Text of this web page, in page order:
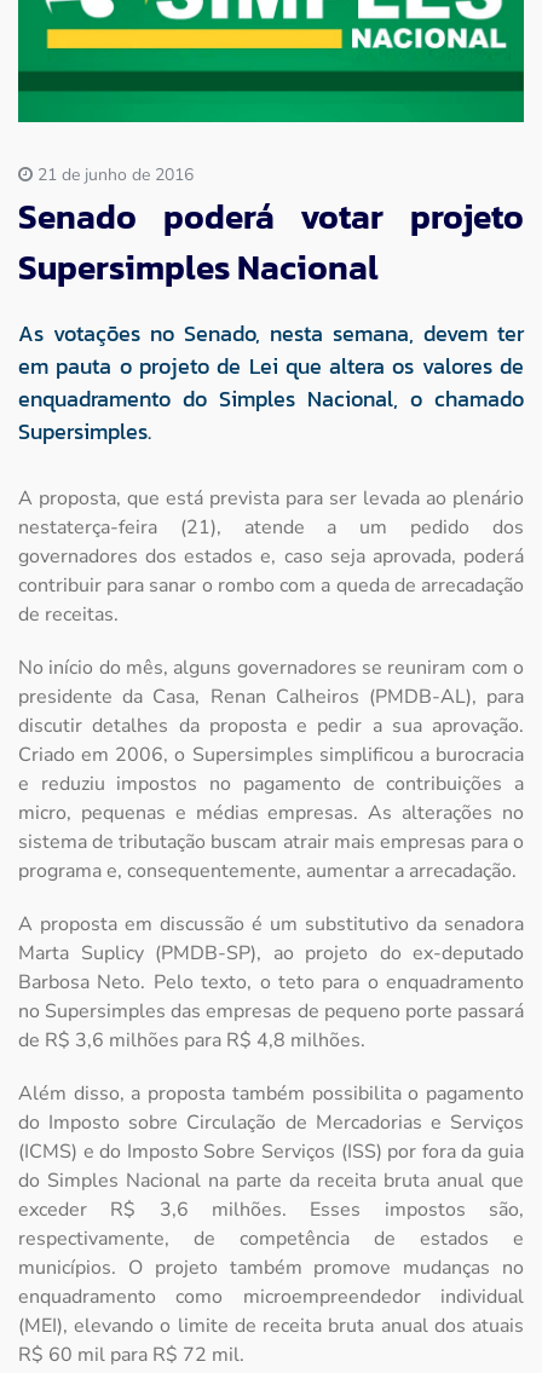
Imprensa
21 de junho de 2016
Senado poderá votar projeto
Supersimples Nacional
As votações no Senado, nesta semana, devem ter
em pauta o projeto de Lei que altera os valores de
enquadramento do Simples Nacional, o chamado
Supersimples.
A proposta, que está prevista para ser levada ao plenário
nestaterça-feira (21), atende a um pedido dos
governadores dos estados e, caso seja aprovada, poderá
contribuir para sanar o rombo com a queda de arrecadação
de receitas.
No início do mês, alguns governadores se reuniram com o
presidente da Casa, Renan Calheiros (PMDB-AL), para
discutir detalhes da proposta e pedir a sua aprovação.
Criado em 2006, o Supersimples simplificou a burocracia
e reduziu impostos no pagamento de contribuições a
micro, pequenas e médias empresas. As alterações no
sistema de tributação buscam atrair mais empresas para o
programa e, consequentemente, aumentar a arrecadação.
A proposta em discussão é um substitutivo da senadora
Marta Suplicy (PMDB-SP), ao projeto do ex-deputado
Barbosa Neto. Pelo texto, o teto para o enquadramento
no Supersimples das empresas de pequeno porte passará
de R$ 3,6 milhões para R$ 4,8 milhões.
Além disso, a proposta também possibilita o pagamento
do Imposto sobre Circulação de Mercadorias e Serviços
(ICMS) e do Imposto Sobre Serviços (ISS) por fora da guia
do Simples Nacional na parte da receita bruta anual que
exceder R$ 3,6 milhões. Esses impostos são,
respectivamente, de competência de estados e
municípios. O projeto também promove mudanças no
enquadramento como microempreendedor individual
(MEI), elevando o limite de receita bruta anual dos atuais
R$ 60 mil para R$ 72 mil.